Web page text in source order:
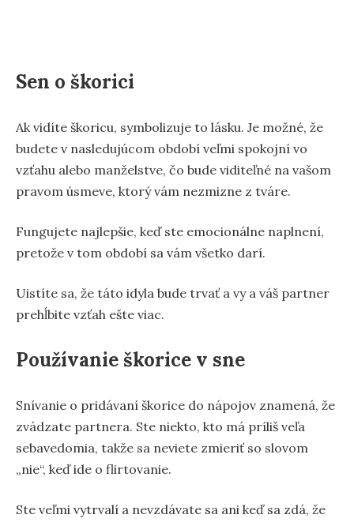
Sen o škorici
Ak vidíte škoricu, symbolizuje to lásku. Je možné, že
budete v nasledujúcom období veľmi spokojní vo
vzťahu alebo manželstve, čo bude viditeľné na vašom
pravom úsmeve, ktorý vám nezmizne z tváre.
Fungujete najlepšie, keď ste emocionálne naplnení,
pretože v tom období sa vám všetko darí.
Uistíte sa, že táto idyla bude trvať a vy a váš partner
prehĺbite vzťah ešte viac.
Používanie škorice v sne
Snívanie o pridávaní škorice do nápojov znamená, že
zvádzate partnera. Ste niekto, kto má príliš veľa
sebavedomia, takže sa neviete zmieriť so slovom
„nie“, keď ide o flirtovanie.
Ste veľmi vytrvalí a nevzdávate sa ani keď sa zdá, že